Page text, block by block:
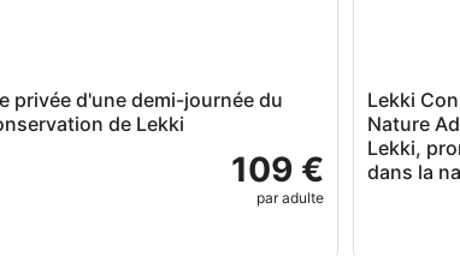
privée d'une demi-journée du
de Lekki
109 €
par adulte
Lekki
Nature
Lekki,
dans la